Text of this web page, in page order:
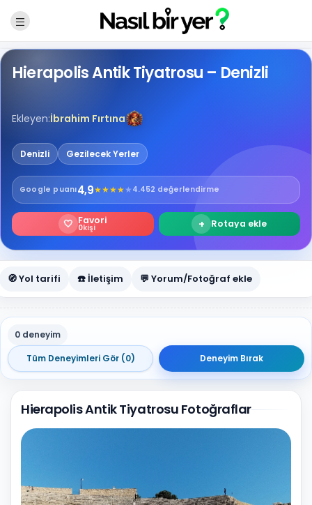
Hierapolis Antik Tiyatrosu – Denizli
Ekleyen:İbrahim Fırtına
Denizli Gezilecek Yerler
Google puanı4,9★★★★★ 4.452 değerlendirme
🤍 Favori
0kişi + Rotaya ekle
🧭 Yol tarifi ☎️ İletişim 💬 Yorum/Fotoğraf ekle
0 deneyim
Tüm Deneyimleri Gör (0)
Deneyim Bırak
Hierapolis Antik Tiyatrosu Fotoğraflar